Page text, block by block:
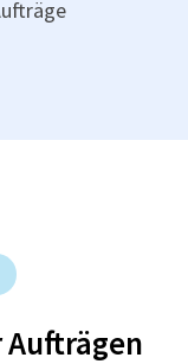
Aufträgen